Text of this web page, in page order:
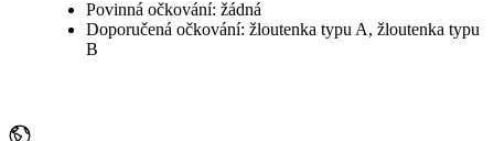
Povinná očkování: žádná
Doporučená očkování: žloutenka typu A, žloutenka typu
B